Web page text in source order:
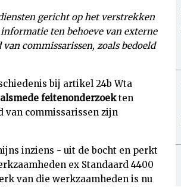
gericht op het verstrekken
ten behoeve van externe
commissarissen, zoals bedoeld
bij artikel 24b Wta
alsmede feitenonderzoekten
van commissarissen zijn
inziens - uit de bocht en perkt
ex Standaard 4400
van die werkzaamheden is nu